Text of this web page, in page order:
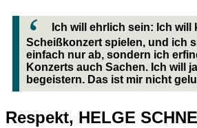
Ich will ehrlich sein: Ich will
Scheißkonzert spielen, und ich
einfach nur ab, sondern ich
Konzerts auch Sachen. Ich will
begeistern. Das ist mir nicht
Respekt, HELGE